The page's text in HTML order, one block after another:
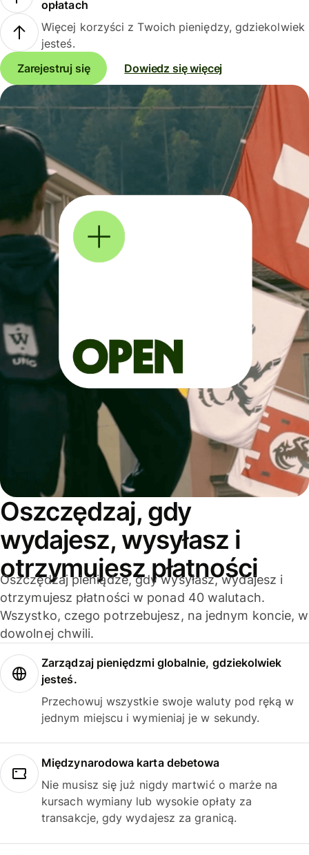
opłatach
Więcej korzyści z Twoich pieniędzy, gdziekolwiek
jesteś.
Zarejestruj się
Dowiedz się więcej
Oszczędzaj, gdy
wydajesz, wysyłasz i
otrzymujesz płatności
Oszczędzaj pieniądze, gdy wysyłasz, wydajesz i
otrzymujesz płatności w ponad 40 walutach.
Wszystko, czego potrzebujesz, na jednym koncie, w
dowolnej chwili.
Zarządzaj pieniędzmi globalnie, gdziekolwiek
jesteś.
Przechowuj wszystkie swoje waluty pod ręką w
jednym miejscu i wymieniaj je w sekundy.
Międzynarodowa karta debetowa
Nie musisz się już nigdy martwić o marże na
kursach wymiany lub wysokie opłaty za
transakcje, gdy wydajesz za granicą.